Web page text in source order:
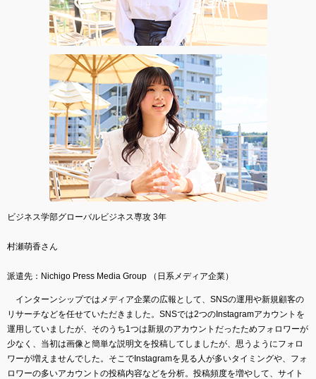
ビジネス学部グローバルビジネス専攻 3年
村瀬萌香さん
派遣先：Nichigo Press Media Group （日系メディア企業）
インターンシップではメディア企業の広報として、SNSの運用や新規顧客の
リサーチなどを任せていただきました。SNSでは2つのInstagramアカウントを
運用していましたが、そのうち1つは新規のアカウントだったためフォロワーが
少なく、当初は画像と簡単な説明文を投稿してしましたが、思うようにフォロ
ワーが増えませんでした。そこでInstagramを見る人が多いタイミングや、フォ
ロワーの多いアカウントの投稿内容などを分析。投稿頻度を増やして、サイト